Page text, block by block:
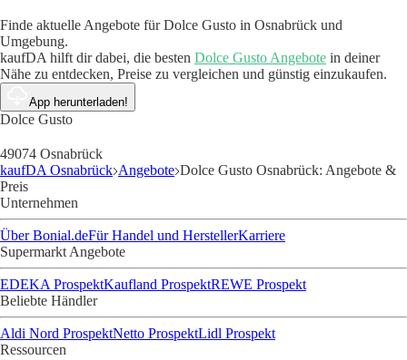
Finde aktuelle Angebote für Dolce Gusto in Osnabrück und
Umgebung.
kaufDA hilft dir dabei, die besten Dolce Gusto Angebote in deiner
Nähe zu entdecken, Preise zu vergleichen und günstig einzukaufen.
App herunterladen!
Dolce Gusto
49074 Osnabrück
kaufDA Osnabrück Angebote Dolce Gusto Osnabrück: Angebote &
Preis
Unternehmen
Über Bonial.deFür Handel und HerstellerKarriere
Supermarkt Angebote
EDEKA ProspektKaufland ProspektREWE Prospekt
Beliebte Händler
Aldi Nord ProspektNetto ProspektLidl Prospekt
Ressourcen